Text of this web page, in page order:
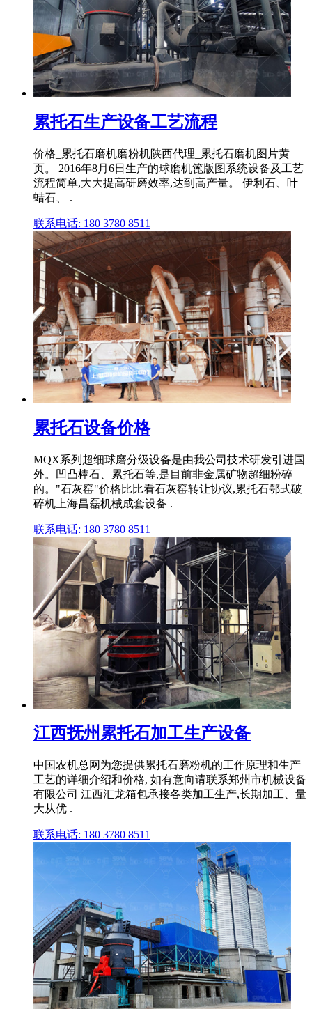
累托石生产设备工艺流程
价格_累托石磨机磨粉机陕西代理_累托石磨机图片黄
页。 2016年8月6日生产的球磨机篦版图系统设备及工艺
流程简单,大大提高研磨效率,达到高产量。 伊利石、叶
蜡石、 .
联系电话: 180 3780 8511
累托石设备价格
MQX系列超细球磨分级设备是由我公司技术研发引进国
外。凹凸棒石、累托石等,是目前非金属矿物超细粉碎
的。"石灰窑"价格比比看石灰窑转让协议,累托石鄂式破
碎机上海昌磊机械成套设备 .
联系电话: 180 3780 8511
江西抚州累托石加工生产设备
中国农机总网为您提供累托石磨粉机的工作原理和生产
工艺的详细介绍和价格, 如有意向请联系郑州市机械设备
有限公司 江西汇龙箱包承接各类加工生产,长期加工、量
大从优 .
联系电话: 180 3780 8511